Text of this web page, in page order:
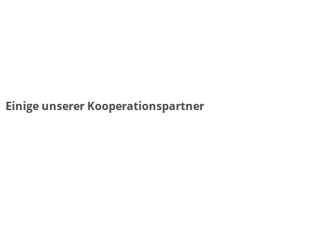
Einige unserer Kooperationspartner